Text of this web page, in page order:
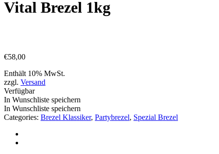
Vital Brezel 1kg
€58,00
Enthält 10% MwSt.
zzgl. Versand
Verfügbar
In Wunschliste speichern
In Wunschliste speichern
Categories: Brezel Klassiker, Partybrezel, Spezial Brezel